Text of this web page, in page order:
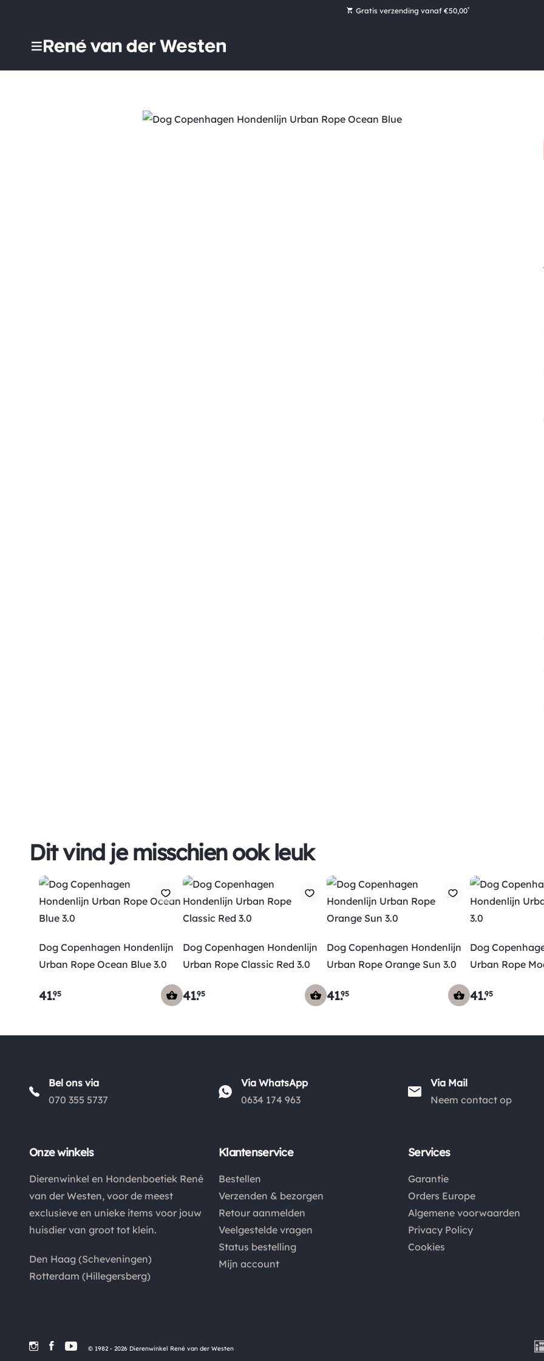
Gratis verzending vanaf €50,00*
Dit vind je misschien ook leuk
Dog Copenhagen Hondenlijn
Urban Rope Ocean Blue 3.0
41.95
Dog Copenhagen Hondenlijn
Urban Rope Classic Red 3.0
41.95
Dog Copenhagen Hondenlijn
Urban Rope Orange Sun 3.0
41.95
Dog
Urban Rope
41.95
Bel ons via
070 355 5737
Via WhatsApp
0634 174 963
Via Mail
Neem contact op
Onze winkels
Dierenwinkel en Hondenboetiek René
van der Westen, voor de meest
exclusieve en unieke items voor jouw
huisdier van groot tot klein.
Den Haag (Scheveningen)
Rotterdam (Hillegersberg)
Klantenservice
Bestellen
Verzenden & bezorgen
Retour aanmelden
Veelgestelde vragen
Status bestelling
Mijn account
Services
Garantie
Orders Europe
Algemene voorwaarden
Privacy Policy
Cookies
© 1982 - 2026 Dierenwinkel René van der Westen